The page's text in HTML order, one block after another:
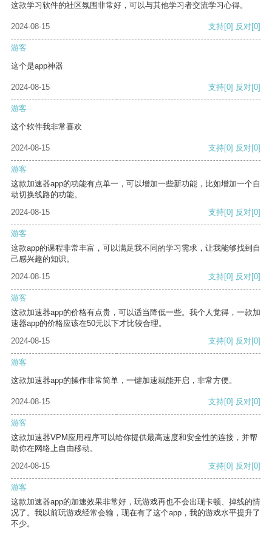
这款学习软件的社区氛围非常好，可以与其他学习者交流学习心得。
2024-08-15 支持[0] 反对[0]
游客
这个是app神器
2024-08-15 支持[0] 反对[0]
游客
这个软件我非常喜欢
2024-08-15 支持[0] 反对[0]
游客
这款加速器app的功能有点单一，可以增加一些新功能，比如增加一个自
动切换线路的功能。
2024-08-15
支持[0] 反对[0]
游客
这款app的课程非常丰富，可以满足我不同的学习需求，让我能够找到自
己感兴趣的知识。
2024-08-15
支持[0] 反对[0]
游客
这款加速器app的价格有点贵，可以适当降低一些。我个人觉得，一款加
速器app的价格应该在50元以下才比较合理。
2024-08-15
支持[0] 反对[0]
游客
这款加速器app的操作非常简单，一键加速就能开启，非常方便。
2024-08-15 支持[0] 反对[0]
游客
这款加速器VPM应用程序可以给你提供最高速度和安全性的连接，并帮
助你在网络上自由移动。
2024-08-15
支持[0] 反对[0]
游客
这款加速器app的加速效果非常好，玩游戏再也不会出现卡顿、掉线的情
况了。我以前玩游戏经常会输，现在有了这个app，我的游戏水平提升了
不少。